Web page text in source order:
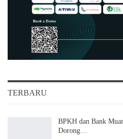
TERBARU
BPKH dan Bank
Dorong…